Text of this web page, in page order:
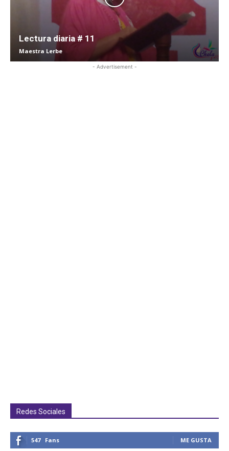
Lectura diaria # 11
Maestra Lerbe
- Advertisement -
Redes Sociales
547 Fans ME GUSTA